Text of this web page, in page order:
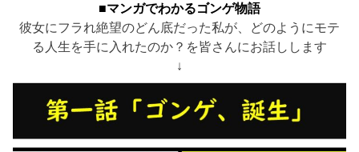
■マンガでわかるゴンゲ物語
彼女にフラれ絶望のどん底だった私が、どのようにモテ
る人生を手に入れたのか？を皆さんにお話しします
↓